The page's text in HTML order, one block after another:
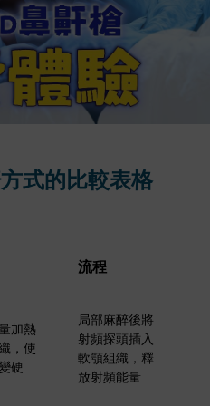
式的比較表格
流程
加熱
，使
硬
局部麻醉後將
射頻探頭插入
軟顎組織，釋
放射頻能量